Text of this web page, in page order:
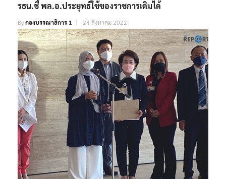
รธน.ชี้ พล.อ.ประยุทธ์ใช้ของราชการเดิมได้
Byกองบรรณาธิการ 1 24 สิงหาคม 2022